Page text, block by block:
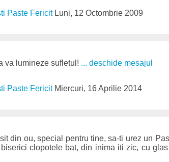
Paste Fericit Luni, 12 Octombrie 2009
va lumineze sufletul! ... deschide mesajul
Paste Fericit Miercuri, 16 Aprilie 2014
din ou, special pentru tine, sa-ti urez un
clopotele bat, din inima iti zic, cu